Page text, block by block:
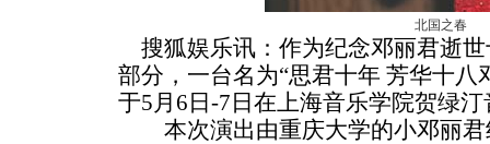
北国之春
搜狐娱乐讯：作为纪念邓丽君逝
部分，一台名为“思君十年 芳华十八
于5月6日-7日在上海音乐学院贺绿
本次演出由重庆大学的小邓丽君